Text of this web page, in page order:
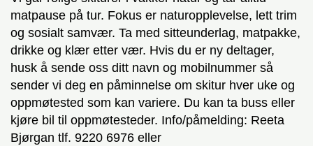
matpause på tur. Fokus er naturopplevelse, lett trim
og sosialt samvær. Ta med sitteunderlag, matpakke,
drikke og klær etter vær. Hvis du er ny deltager,
husk å sende oss ditt navn og mobilnummer så
sender vi deg en påminnelse om skitur hver uke og
oppmøtested som kan variere. Du kan ta buss eller
kjøre bil til oppmøtesteder. Info/påmelding: Reeta
Bjørgan tlf. 9220 6976 eller